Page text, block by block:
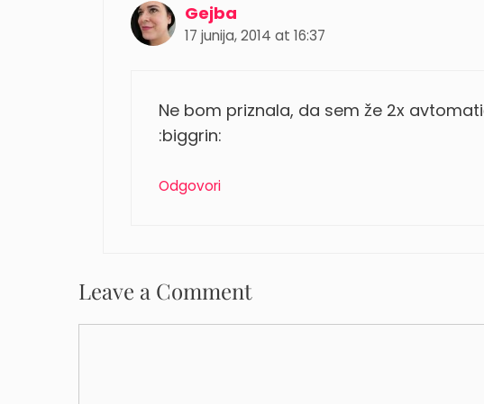
Gejba
17 junija, 2014 at 16:37
Ne bom priznala, da sem že 2x
:biggrin:
Odgovori
Leave a Comment